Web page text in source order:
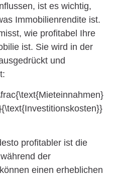
ist es wichtig,
Immobilienrendite ist.
wie profitabel Ihre
ist. Sie wird in der
und
profitabler ist die
der
einen erheblichen